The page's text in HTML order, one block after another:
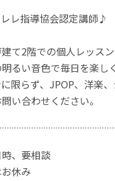
レ指導協会認定講師♪
て2階での個人レッスン
るい音色で毎日を楽し
限らず、JPOP、洋楽
い合わせください。
、要相談
休み